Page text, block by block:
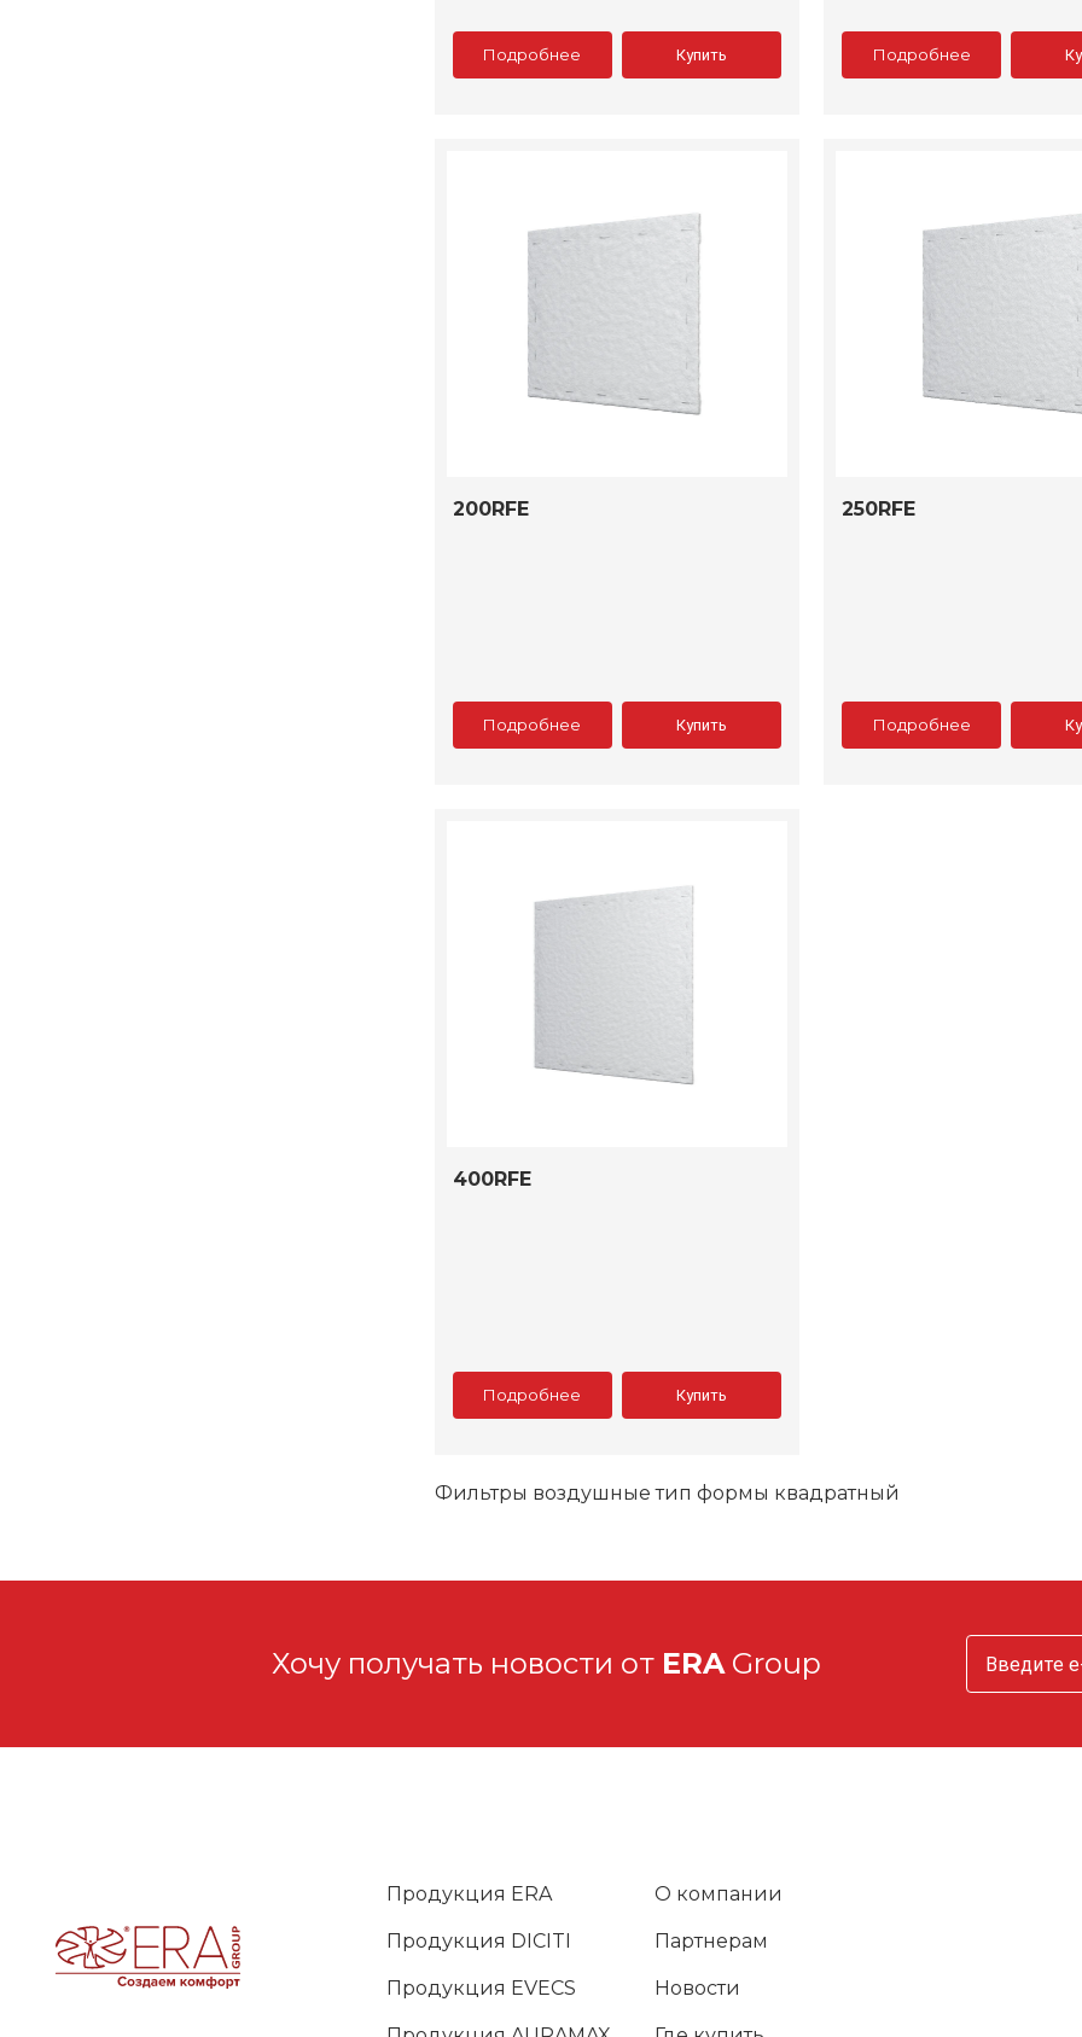
Подробнее Купить Подробнее
200RFE
Подробнее Купить
250RFE
Подробнее
400RFE
Подробнее Купить
Фильтры воздушные тип формы квадратный
Хочу получать новости от ERAGroup
Продукция ERA
Продукция DICITI
Продукция EVECS
О компании
Партнерам
Новости